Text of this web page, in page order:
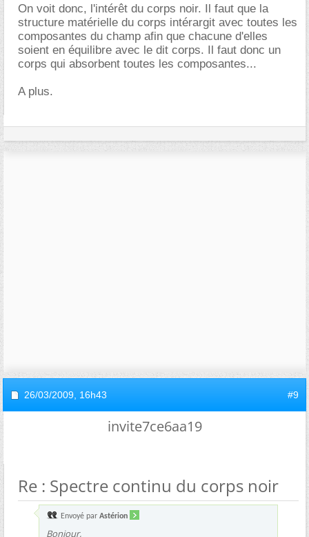
On voit donc, l'intérêt du corps noir. Il faut que la
structure matérielle du corps intérargit avec toutes les
composantes du champ afin que chacune d'elles
soient en équilibre avec le dit corps. Il faut donc un
corps qui absorbent toutes les composantes...
A plus.
26/03/2009, 16h43 #9
invite7ce6aa19
Re : Spectre continu du corps noir
Envoyé par Astérion
Bonjour,